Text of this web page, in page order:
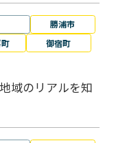
勝浦市
御宿町
域のリアルを知